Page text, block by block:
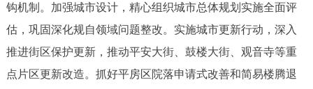
钩机制。加强城市设计，精心组织城市总体规划实施全面评
估，巩固深化规自领域问题整改。实施城市更新行动，深入
推进街区保护更新，推动平安大街、鼓楼大街、观音寺等重
点片区更新改造。抓好平房区院落申请式改善和简易楼腾退